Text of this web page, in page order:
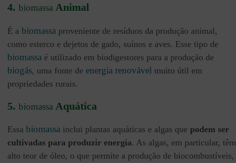
4. biomassa Animal
É a biomassa proveniente de resíduos da produção animal,
como esterco e dejetos de gado, suínos e aves. Esse tipo de
biomassa é utilizado em biodigestores para a produção de
biogás, uma fonte de energia renovável muito útil em
propriedades rurais.
5. biomassa Aquática
Essa biomassa inclui plantas aquáticas e algas que podem ser
cultivadas para produzir energia. As algas, em particular, têm
alto teor de óleo, o que permite a produção de biocombustíveis,